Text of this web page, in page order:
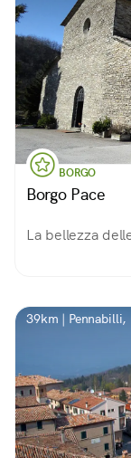
BORGO
Borgo Pace
La bellezza
39km | Pennabilli,